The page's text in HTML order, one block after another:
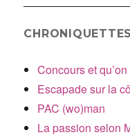
CHRONIQUETTES
Concours et
Escapade sur la
PAC (wo)man
La passion selon